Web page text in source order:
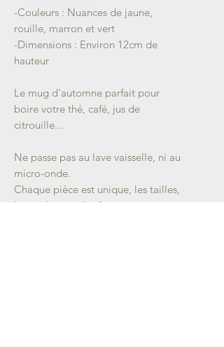
-Couleurs : Nuances de jaune,
rouille, marron et vert
-Dimensions : Environ 12cm de
hauteur
Le mug d'automne parfait pour
boire votre thé, café, jus de
citrouille...
Ne passe pas au lave vaisselle, ni au
micro-onde.
Chaque pièce est unique, les tailles,
les couleurs et les formes peuvent